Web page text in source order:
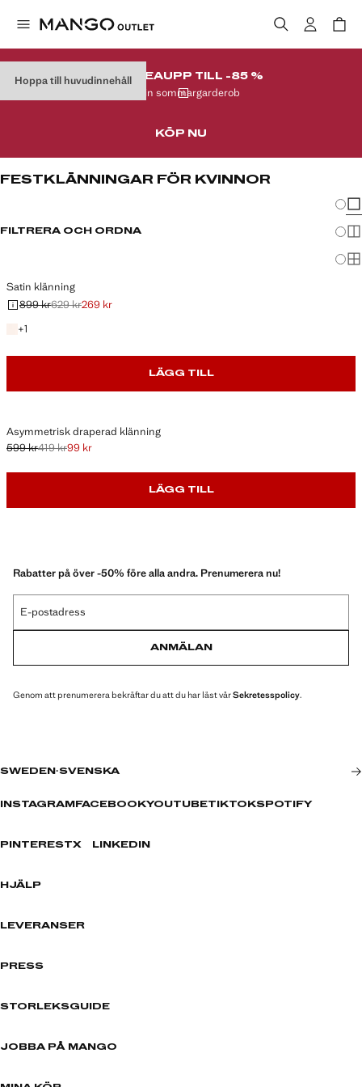
Hoppa till huvudinnehållSLUTREAUPP TILL -85 %
På din sommargarderob
KÖP NU
FESTKLÄNNINGAR FÖR KVINNOR
FILTRERA OCH ORDNA
Satin klänning
Ursprungligt pris överstruket [899 kr ]
899 kr
Andra priset överstruket [629 kr ]
629 kr
Gällande pris [269 kr ]
269 kr
+1
+1 färg
LÄGG TILL
Asymmetrisk draperad klänning
Ursprungligt pris överstruket [599 kr ]
599 kr
Andra priset överstruket [419 kr ]
419 kr
Gällande pris [99 kr ]
99 kr
LÄGG TILL
Rabatter på över -50% före alla andra. Prenumerera nu!
E-postadress
ANMÄLAN
Genom att prenumerera bekräftar du att du har läst vårSekretesspolicy.
SWEDEN ·SVENSKA
INSTAGRAM FACEBOOKYOUTUBETIKTOKSPOTIFY
PINTERESTX LINKEDIN
HJÄLP
LEVERANSER
PRESS
STORLEKSGUIDE
JOBBA PÅ MANGO